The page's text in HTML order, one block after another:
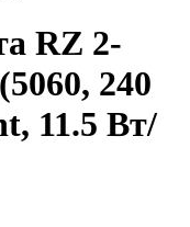
RZ 2-
240
11.5 Вт/